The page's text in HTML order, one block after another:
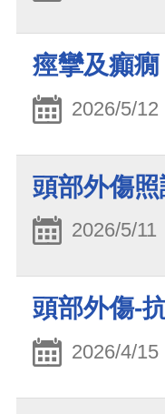
痙攣及癲癇
2026/5/12
頭部外傷照
2026/5/11
頭部外傷-
2026/4/15